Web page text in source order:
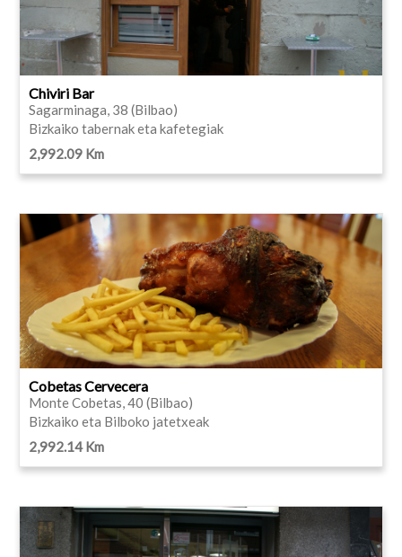
Chiviri Bar
Sagarminaga, 38 (Bilbao)
Bizkaiko tabernak eta kafetegiak
2,992.09 Km
Cobetas Cervecera
Monte Cobetas, 40 (Bilbao)
Bizkaiko eta Bilboko jatetxeak
2,992.14 Km